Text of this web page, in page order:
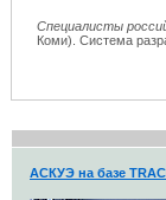
Специалисты
Коми). Система
АСКУЭ на базе